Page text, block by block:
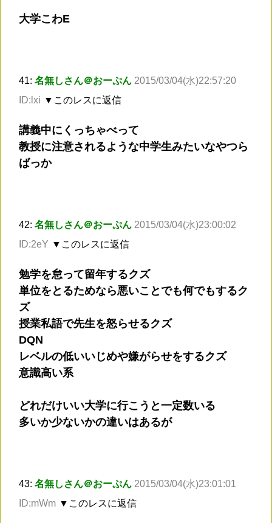
大学こわE
41: 名無しさん＠おーぷん 2015/03/04(水)22:57:20
ID:lxi ▼このレスに返信
講義中にくっちゃべって
教授に注意されるような中学生みたいなやつら
ばっか
42: 名無しさん＠おーぷん 2015/03/04(水)23:00:02
ID:2eY ▼このレスに返信
勉学を怠って留年するクズ
単位をとるためなら悪いことでも何でもするク
ズ
授業私語で先生を怒らせるクズ
DQN
レベルの低いいじめや嫌がらせをするクズ
意識高い系
どれだけいい大学に行こうと一定数いる
多いか少ないかの違いはあるが
43: 名無しさん＠おーぷん 2015/03/04(水)23:01:01
ID:mWm ▼このレスに返信